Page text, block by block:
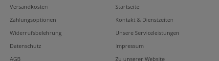
Versandkosten
Zahlungsoptionen
Widerrufsbelehrung
Datenschutz
AGB
Startseite
Kontakt & Dienstzeiten
Unsere Serviceleistungen
Impressum
Zu unserer Website